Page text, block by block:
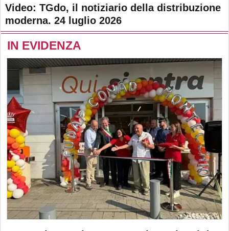
Video: TGdo, il notiziario della distribuzione
moderna. 24 luglio 2026
IN EVIDENZA